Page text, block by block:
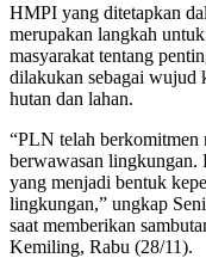
HMPI yang ditetapkan
merupakan langkah
masyarakat tentang
dilakukan sebagai wujud
hutan dan lahan.
“PLN telah berkomitmen
berwawasan lingkungan.
yang menjadi bentuk
lingkungan,” ungkap
saat memberikan
Kemiling, Rabu (28/11).